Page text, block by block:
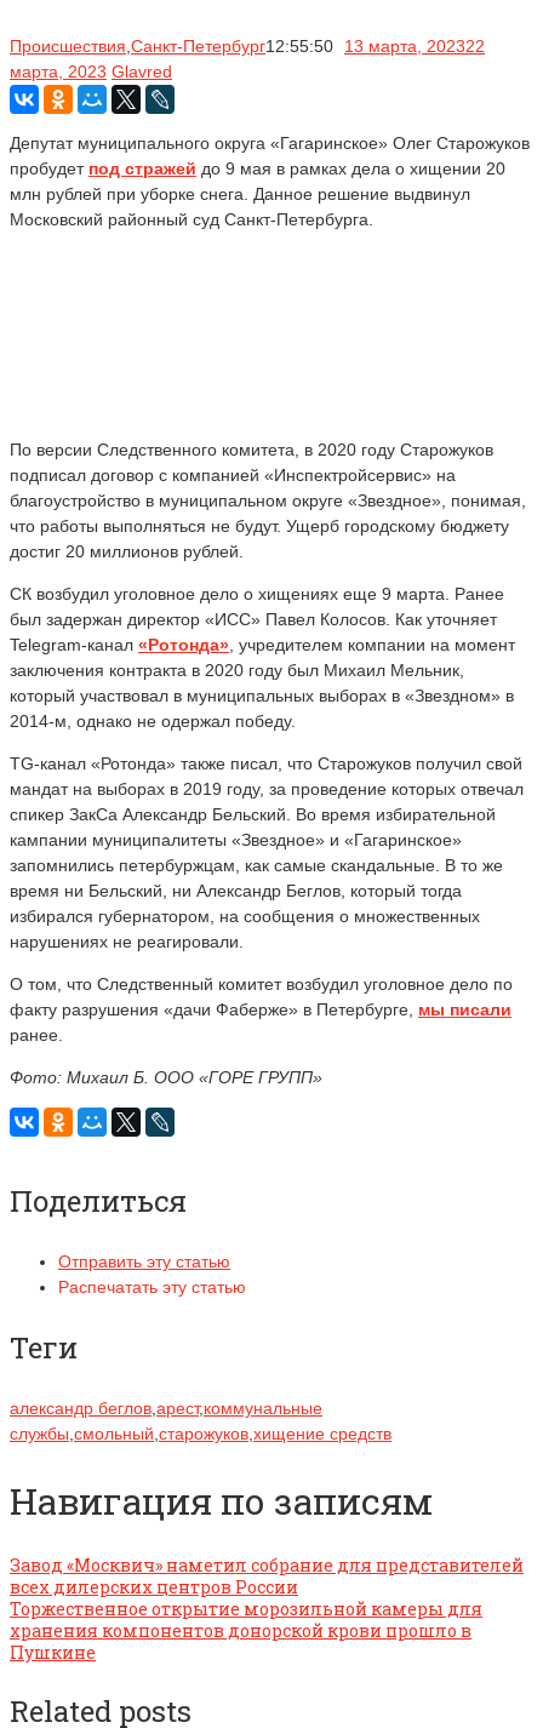
Происшествия Санкт-Петербург12:55:50 13 марта, 202322
марта, 2023 Glavred
Депутат муниципального округа «Гагаринское» Олег Старожуков
пробудет под стражей до 9 мая в рамках дела о хищении 20
млн рублей при уборке снега. Данное решение выдвинул
Московский районный суд Санкт-Петербурга.
По версии Следственного комитета, в 2020 году Старожуков
подписал договор с компанией «Инспектройсервис» на
благоустройство в муниципальном округе «Звездное», понимая,
что работы выполняться не будут. Ущерб городскому бюджету
достиг 20 миллионов рублей.
СК возбудил уголовное дело о хищениях еще 9 марта. Ранее
был задержан директор «ИСС» Павел Колосов. Как уточняет
Telegram-канал «Ротонда» , учредителем компании на момент
заключения контракта в 2020 году был Михаил Мельник,
который участвовал в муниципальных выборах в «Звездном» в
2014-м, однако не одержал победу.
TG-канал «Ротонда» также писал, что Старожуков получил свой
мандат на выборах в 2019 году, за проведение которых отвечал
спикер ЗакСа Александр Бельский. Во время избирательной
кампании муниципалитеты «Звездное» и «Гагаринское»
запомнились петербуржцам, как самые скандальные. В то же
время ни Бельский, ни Александр Беглов, который тогда
избирался губернатором, на сообщения о множественных
нарушениях не реагировали.
О том, что Следственный комитет возбудил уголовное дело по
факту разрушения «дачи Фаберже» в Петербурге, мы писали
ранее.
Фото: Михаил Б. ООО «ГОРЕ ГРУПП»
Поделиться
Отправить эту статью
Распечатать эту статью
Теги
александр беглов арест,коммунальные
службы смольный старожуков хищение средств
Навигация по записям
Завод «Москвич» наметил собрание для представителей
всех дилерских центров России
Торжественное открытие морозильной камеры для
хранения компонентов донорской крови прошло в
Пушкине
Related posts